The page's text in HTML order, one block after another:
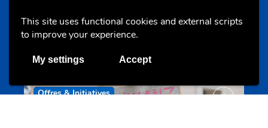
This site uses functional cookies and external scripts
to improve your experience.
My settings Accept
Annuaire d’activités pour jeunes
echwellechkann.lu
Offres & Initiatives